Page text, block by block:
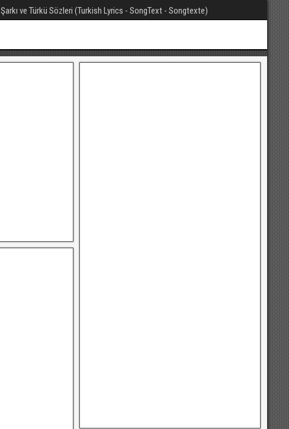
Şarkı ve Türkü Sözleri (Turkish Lyrics - SongText - Songtexte)